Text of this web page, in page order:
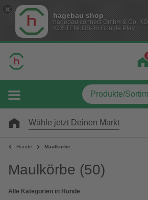
hagebau shop
hagebau connect GmbH & Co. KG
KOSTENLOS- In Google Play
Wähle jetzt Deinen Markt
Hunde Maulkörbe
Maulkörbe (50)
Alle Kategorien in Hunde